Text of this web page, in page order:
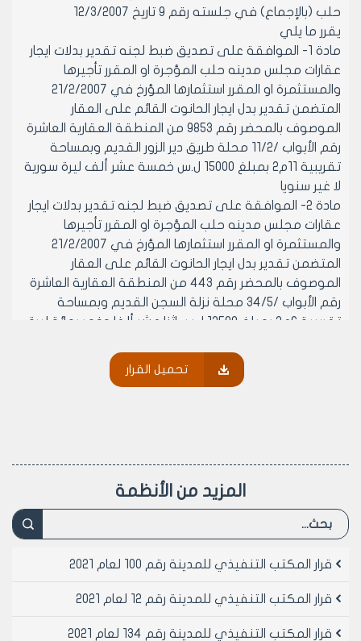
حلب (بالإجماع) في جلسته رقم 9 تاريخ 12/3/2007
يقرر ما يلي
مادة 1- الموافقة على تصديق ضبط لجنه تقدير بدلات ايجار
عقارات مجلس مدينه حلب المؤجرة او المقرر تأجيرها
والمستثمرة او المقرر استثمارها المؤرخ في 21/2/2007
المتضمن تقدير بدل ايجار الحانوت القائم على العقار
الموصوف بالمحضر رقم 9853 من المنطقة العقارية العاشرة
رقم الأبواب /11/2 محلة طريق دير الزور القديم وبمساحة
تقريبية 11م2 بمبلغ 15000 ل.س خمسة عشر ألف ليرة سورية
لا غير سنويا
مادة 2- الموافقة على تصديق ضبط لجنه تقدير بدلات ايجار
عقارات مجلس مدينه حلب المؤجرة او المقرر تأجيرها
والمستثمرة او المقرر استثمارها المؤرخ في 21/2/2007
المتضمن تقدير بدل ايجار الحانوت القائم على العقار
الموصوف بالمحضر رقم 443 من المنطقة العقارية العاشرة
رقم الأبواب /34/5 محلة نزلة السجن القديم وبمساحة
تقريبية 6م2 بمبلغ 12500 ل.س اثنا عشر ألفا وخمسمائة ليرة
مادة 3- الموافقة على تصديق ضبط لجنه تقدير بدلات ايجار
عقارات مجلس مدينه حلب المؤجرة او المقرر تأجيرها
وسبعمائة وخمسون ليرة سورية لا غير سنويا
عقارات مجلس مدينه حلب المؤجرة او المقرر تأجيرها
المتضمن تقدير بدل منفعة الحانوت القائم على العقار
الموصوف بالمحضر رقم 421 من المنطقة العقارية العاشرة
23.20م2 بمبلغ 30000 ل.س ثلاثون ألف ليرة سورية لا غير
تحميل القرار
المزيد من الأنظمة
قرار المكتب التنفيذي للمدينة رقم 100 لعام 2021
قرار المكتب التنفيذي للمدينة رقم 12 لعام 2021
قرار المكتب التنفيذي للمدينة رقم 134 لعام 2021